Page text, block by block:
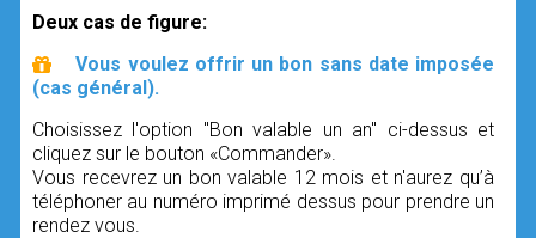
Deux cas de figure:
Vous voulez offrir un bon sans date imposée
(cas général).
Choisissez l'option "Bon valable un an" ci-dessus et
cliquez sur le bouton «Commander».
Vous recevrez un bon valable 12 mois et n'aurez qu’à
téléphoner au numéro imprimé dessus pour prendre un
rendez vous.